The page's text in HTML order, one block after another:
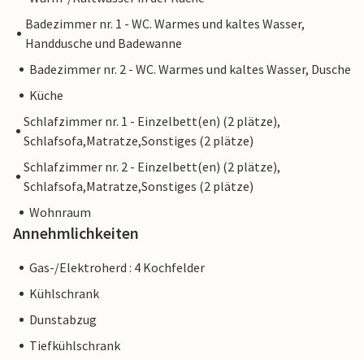
Badezimmer nr. 1 - WC. Warmes und kaltes Wasser,
Handdusche und Badewanne
Badezimmer nr. 2 - WC. Warmes und kaltes Wasser, Dusche
Küche
Schlafzimmer nr. 1 - Einzelbett(en) (2 plätze),
Schlafsofa,Matratze,Sonstiges (2 plätze)
Schlafzimmer nr. 2 - Einzelbett(en) (2 plätze),
Schlafsofa,Matratze,Sonstiges (2 plätze)
Wohnraum
Annehmlichkeiten
Gas-/Elektroherd : 4 Kochfelder
Kühlschrank
Dunstabzug
Tiefkühlschrank